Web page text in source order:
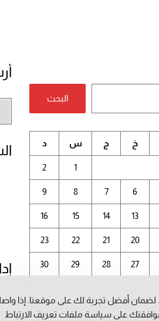
البحث
2026
خ ج س د
1
2
6
7
8
9
13
14
15
16
20
21
22
23
27
28
29
30
لضمان أفضل تجربة لك على موقعنا. إذا
على سياسة ملفات تعريف الارتباط